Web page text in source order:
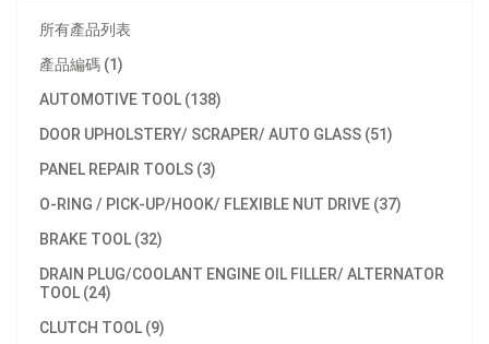
所有產品列表
產品編碼 (1)
AUTOMOTIVE TOOL (138)
DOOR UPHOLSTERY/ SCRAPER/ AUTO GLASS (51)
PANEL REPAIR TOOLS (3)
O-RING / PICK-UP/HOOK/ FLEXIBLE NUT DRIVE (37)
BRAKE TOOL (32)
DRAIN PLUG/COOLANT ENGINE OIL FILLER/ ALTERNATOR
TOOL (24)
CLUTCH TOOL (9)